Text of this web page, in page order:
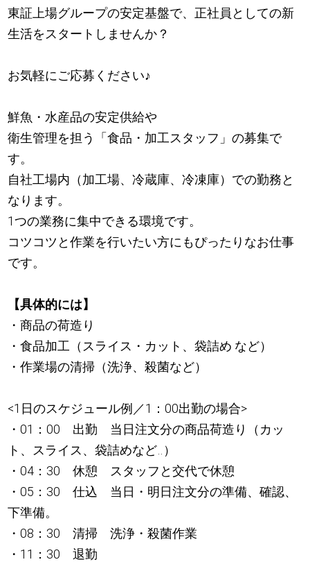
東証上場グループの安定基盤で、正社員としての新
生活をスタートしませんか？
お気軽にご応募ください♪
鮮魚・水産品の安定供給や
衛生管理を担う「食品・加工スタッフ」の募集で
す。
自社工場内（加工場、冷蔵庫、冷凍庫）での勤務と
なります。
1つの業務に集中できる環境です。
コツコツと作業を行いたい方にもぴったりなお仕事
です。
【具体的には】
・商品の荷造り
・食品加工（スライス・カット、袋詰め など）
・作業場の清掃（洗浄、殺菌など）
<1日のスケジュール例／1：00出勤の場合>
・01：00 出勤 当日注文分の商品荷造り（カッ
ト、スライス、袋詰めなど‥）
・04：30 休憩 スタッフと交代で休憩
・05：30 仕込 当日・明日注文分の準備、確認、
下準備。
・08：30 清掃 洗浄・殺菌作業
・11：30 退勤